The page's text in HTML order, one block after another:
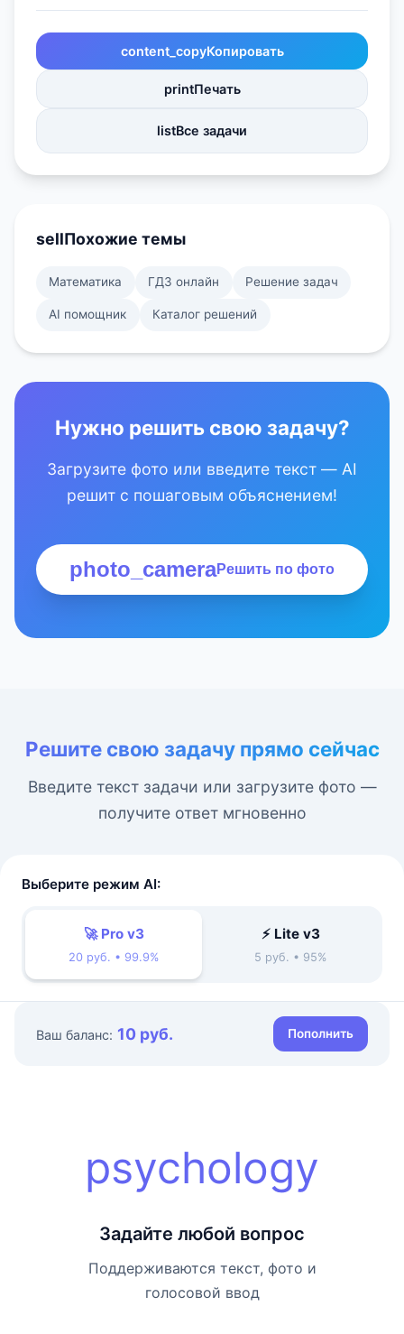
content_copyКопировать
printПечать
listВсе задачи
sellПохожие темы
Математика ГДЗ онлайн Решение задач
AI помощник Каталог решений
Нужно решить свою задачу?
Загрузите фото или введите текст — AI
решит с пошаговым объяснением!
photo_cameraРешить по фото
Решите свою задачу прямо сейчас
Введите текст задачи или загрузите фото —
получите ответ мгновенно
Выберите режим AI:
🚀 Pro v3
20 руб. • 99.9%
⚡ Lite v3
5 руб. • 95%
Ваш баланс: 10 руб. Пополнить
psychology
Задайте любой вопрос
Поддерживаются текст, фото и
голосовой ввод